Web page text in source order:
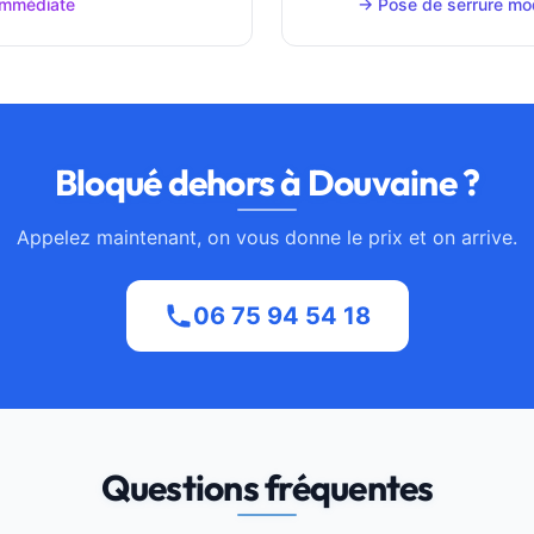
→ Pose de serrure
Bloqué dehors à Douvaine ?
Appelez maintenant, on vous donne le prix et on arrive.
06 75 94 54 18
Questions fréquentes